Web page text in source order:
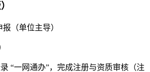
（单位主导）
“一网通办”，完成注册与资质审核（注